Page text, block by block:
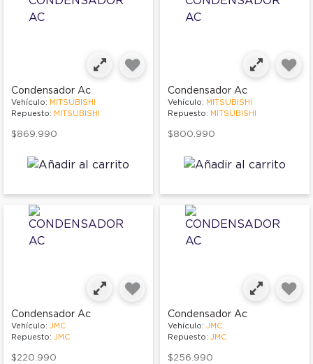
Condensador Ac
Vehículo: MITSUBISHI
Repuesto: MITSUBISHI
$869.990
Condensador Ac
Vehículo: MITSUBISHI
Repuesto: MITSUBISHI
$800.990
Condensador Ac
Vehículo: JMC
Repuesto: JMC
$220.990
Condensador Ac
Vehículo: JMC
Repuesto: JMC
$256.990